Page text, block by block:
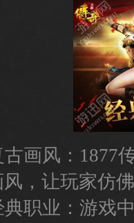
古画风：1877
，让玩家仿
典职业：游戏